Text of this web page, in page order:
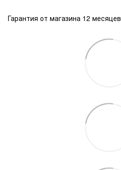
Гарантия от магазина 12 месяцев